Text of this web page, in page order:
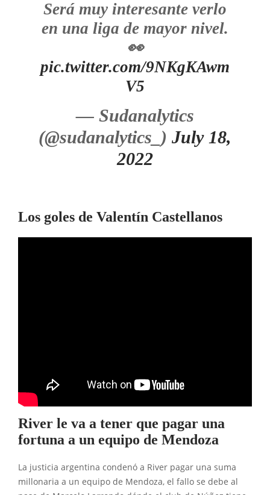
Será muy interesante verlo
en una liga de mayor nivel.
👀
pic.twitter.com/9NKgKAwm
V5
— Sudanalytics
(@sudanalytics_) July 18,
2022
Los goles de Valentín Castellanos
River le va a tener que pagar una
fortuna a un equipo de Mendoza
La justicia argentina condenó a River pagar una suma
millonaria a un equipo de Mendoza, el fallo se debe al